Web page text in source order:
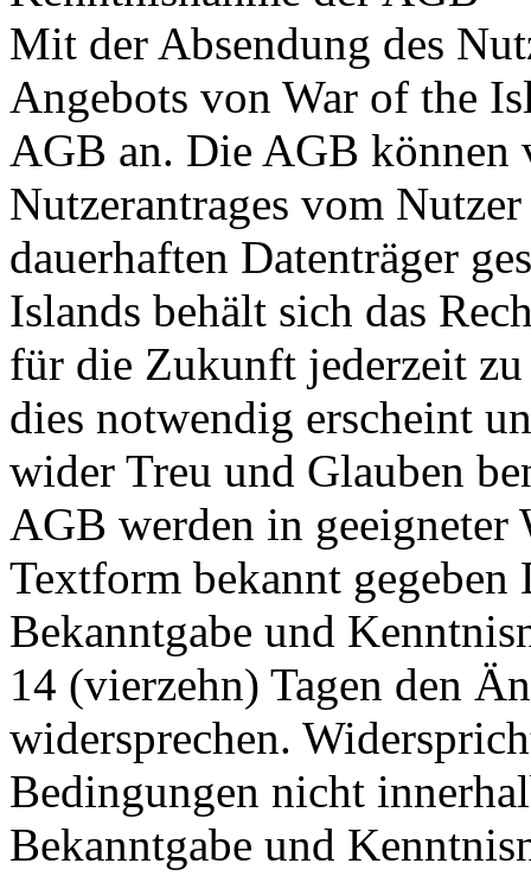
Mit der Absendung des
Angebots von War of the
AGB an. Die AGB können
Nutzerantrages vom
dauerhaften Datenträger
Islands behält sich das
für die Zukunft jederzeit zu
dies notwendig erscheint
wider Treu und Glauben
AGB werden in
Textform bekannt gegeben
Bekanntgabe und
14 (vierzehn) Tagen den
widersprechen.
Bedingungen nicht
Bekanntgabe und